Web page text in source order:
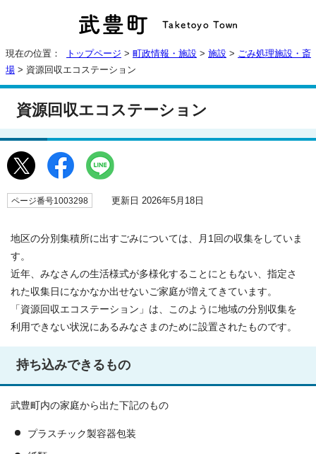
現在の位置： トップページ > 町政情報・施設 > 施設 > ごみ処理施設・斎
場 > 資源回収エコステーション
資源回収エコステーション
ページ番号1003298 更新日 2026年5月18日
地区の分別集積所に出すごみについては、月1回の収集をしていま
す。
近年、みなさんの生活様式が多様化することにともない、指定さ
れた収集日になかなか出せないご家庭が増えてきています。
「資源回収エコステーション」は、このように地域の分別収集を
利用できない状況にあるみなさまのために設置されたものです。
持ち込みできるもの
武豊町内の家庭から出た下記のもの
プラスチック製容器包装